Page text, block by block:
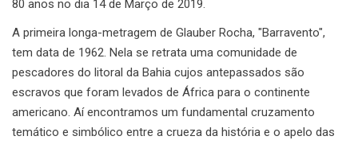
80 anos no dia 14 de Março de 2019.
A primeira longa-metragem de Glauber Rocha, "Barravento",
tem data de 1962. Nela se retrata uma comunidade de
pescadores do litoral da Bahia cujos antepassados são
escravos que foram levados de África para o continente
americano. Aí encontramos um fundamental cruzamento
temático e simbólico entre a crueza da história e o apelo das